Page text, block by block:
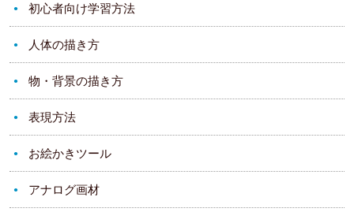
初心者向け学習方法
人体の描き方
物・背景の描き方
表現方法
お絵かきツール
アナログ画材